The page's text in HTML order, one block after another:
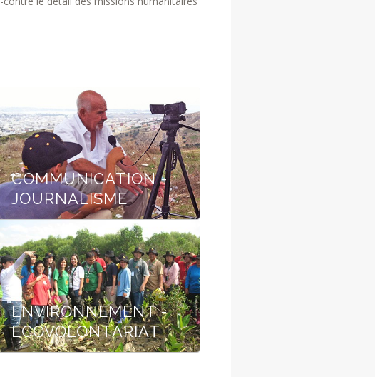
COMMUNICATION -
JOURNALISME
ENVIRONNEMENT -
ÉCOVOLONTARIAT